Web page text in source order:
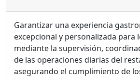
Garantizar una experiencia
excepcional y personalizada para
mediante la supervisión,
de las operaciones diarias del
asegurando el cumplimiento de